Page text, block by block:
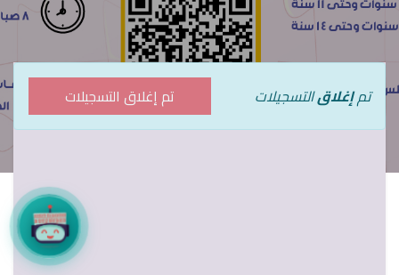
تمإغلاقالتسجيلات تم إغلاق التسجيلات